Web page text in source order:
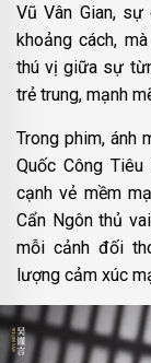
Vũ Vân Gian,
khoảng cách,
thú vị giữa sự
trẻ trung, mạnh
Trong phim, ánh
Quốc Công
cạnh vẻ mềm
Cẩn Ngôn thủ
mỗi cảnh đối
lượng cảm xúc